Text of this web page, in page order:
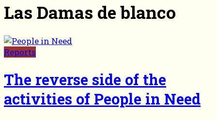
Las Damas de blanco
Reports
The reverse side of the
activities of People in Need